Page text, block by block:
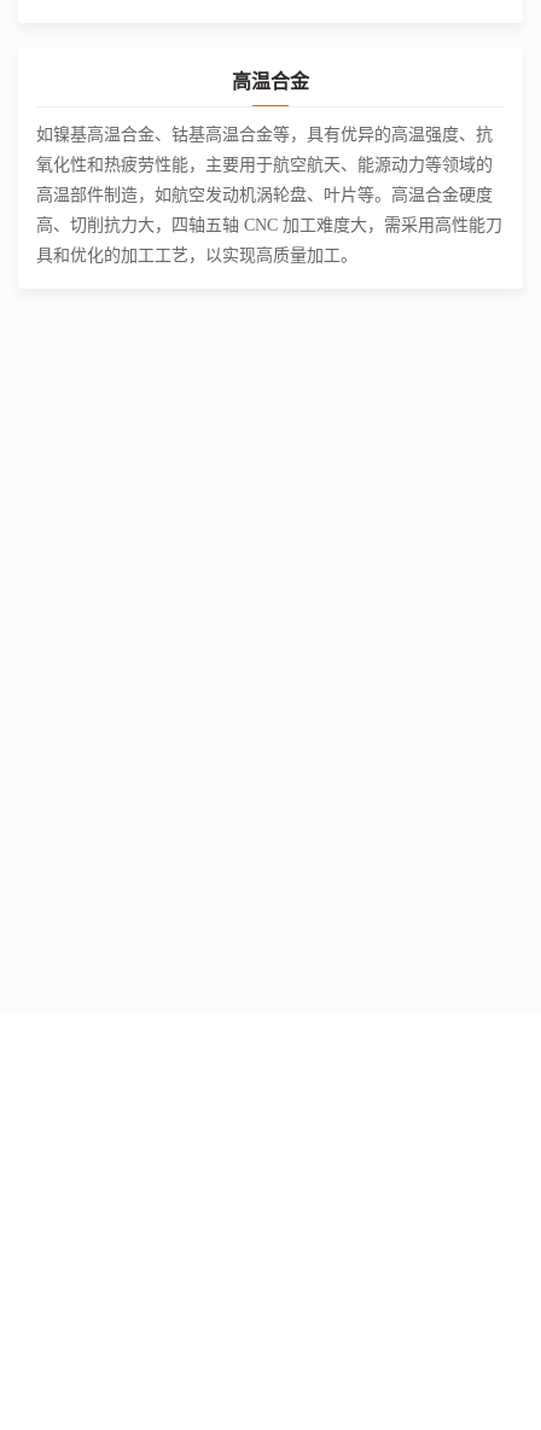
高温合金
如镍基高温合金、钴基高温合金等，具有优异的高温强度、抗
氧化性和热疲劳性能，主要用于航空航天、能源动力等领域的
高温部件制造，如航空发动机涡轮盘、叶片等。高温合金硬度
高、切削抗力大，四轴五轴 CNC 加工难度大，需采用高性能刀
具和优化的加工工艺，以实现高质量加工。